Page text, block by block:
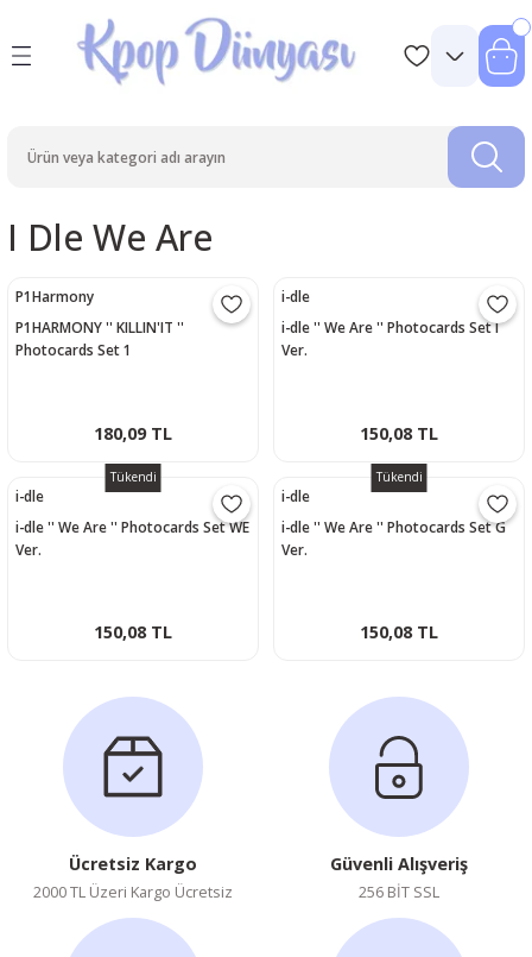
I Dle We Are
P1Harmony
P1HARMONY '' KILLIN'IT ''
Photocards Set 1
180,09 TL
i-dle
i-dle '' We Are '' Photocards Set I
Ver.
150,08 TL
Tükendi
i-dle
i-dle '' We Are '' Photocards Set WE
Ver.
150,08 TL
Tükendi
i-dle
i-dle '' We Are '' Photocards Set G
Ver.
150,08 TL
Ücretsiz Kargo
2000 TL Üzeri Kargo Ücretsiz
Güvenli Alışveriş
256 BİT SSL